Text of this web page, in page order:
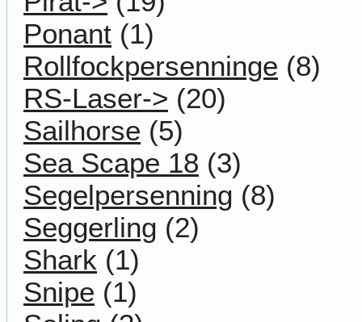
Ponant (1)
Rollfockpersenninge (8)
RS-Laser-> (20)
Sailhorse (5)
Sea Scape 18 (3)
Segelpersenning (8)
Seggerling (2)
Shark (1)
Snipe (1)